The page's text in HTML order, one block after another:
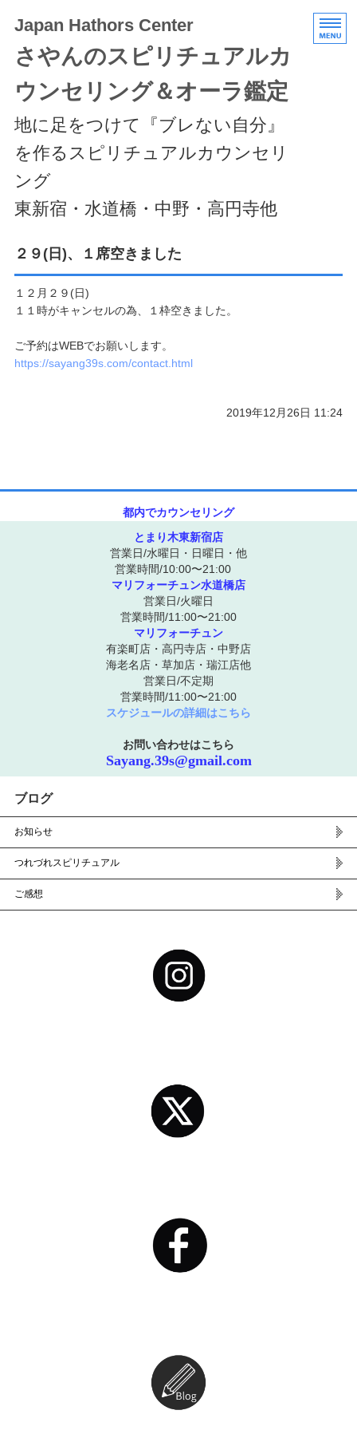
Japan Hathors Center
さやんのスピリチュアルカ
ウンセリング＆オーラ鑑定
地に足をつけて『ブレない自分』
を作るスピリチュアルカウンセリ
ング
東新宿・水道橋・中野・高円寺他
HOME
エキスパートクラス
スケジュール/アクセス
２９(日)、１席空きました
１２月２９(日)
１１時がキャンセルの為、１枠空きました。
ご予約はWEBでお願いします。
https://sayang39s.com/contact.html
2019年12月26日 11:24
都内でカウンセリング
とまり木東新宿店
営業日/水曜日・日曜日・他
営業時間/10:00〜21:00
マリフォーチュン水道橋店
営業日/火曜日
営業時間/11:00〜21:00
マリフォーチュン
有楽町店・高円寺店・中野店
海老名店・草加店・瑞江店他
営業日/不定期
営業時間/11:00〜21:00
スケジュールの詳細はこちら
お問い合わせはこちら
Sayang.39s@gmail.com
ブログ
お知らせ
つれづれスピリチュアル
ご感想